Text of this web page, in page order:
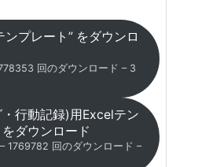
プレート” をダウンロ
回のダウンロード – 3
行動記録)用Excelテン
ダウンロード
1769782 回のダウンロード –